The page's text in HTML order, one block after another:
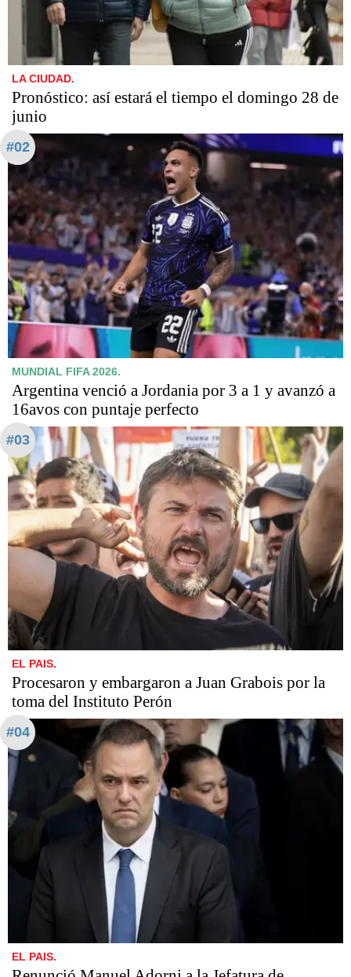
LA CIUDAD.
Pronóstico: así estará el tiempo el domingo 28 de
junio
#02
MUNDIAL FIFA 2026.
Argentina venció a Jordania por 3 a 1 y avanzó a
16avos con puntaje perfecto
#03
EL PAIS.
Procesaron y embargaron a Juan Grabois por la
toma del Instituto Perón
#04
EL PAIS.